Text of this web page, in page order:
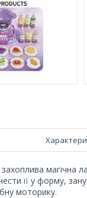
магічна
її у форму,
моторику.